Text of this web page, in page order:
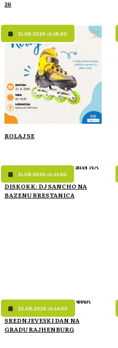
26
21.08.2026 ob18:00
ROLAJ SE
21.08.2026 ob21:00
DISKOKK: DJ SANCHO NA
BAZENU BRESTANICA
22.08.2026 ob14:00
SREDNJEVEŠKI DAN NA
GRADU RAJHENBURG